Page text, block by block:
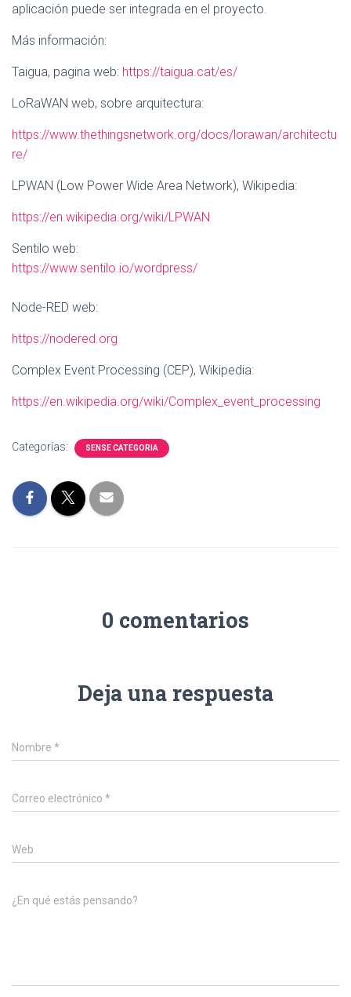
aplicación puede ser integrada en el proyecto.
Más información:
Taigua, pagina web: https://taigua.cat/es/
LoRaWAN web, sobre arquitectura:
https://www.thethingsnetwork.org/docs/lorawan/architectu
re/
LPWAN (Low Power Wide Area Network), Wikipedia:
https://en.wikipedia.org/wiki/LPWAN
Sentilo web:
https://www.sentilo.io/wordpress/
Node-RED web:
https://nodered.org
Complex Event Processing (CEP), Wikipedia:
https://en.wikipedia.org/wiki/Complex_event_processing
Categorías: SENSE CATEGORIA
0 comentarios
Deja una respuesta
Nombre *
Correo electrónico *
Web
¿En qué estás pensando?